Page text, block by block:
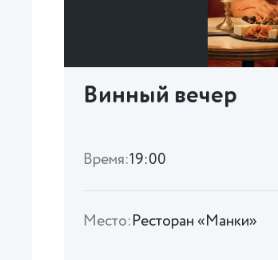
Винный вечер
Время:19:00
Место: Ресторан «Манки»